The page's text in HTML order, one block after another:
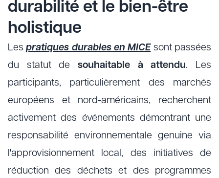
durabilité et le bien-être
holistique
Les pratiques durables en MICEsont passées
du statut de souhaitable à attendu. Les
participants, particulièrement des marchés
européens et nord-américains, recherchent
activement des événements démontrant une
responsabilité environnementale genuine via
l'approvisionnement local, des initiatives de
réduction des déchets et des programmes